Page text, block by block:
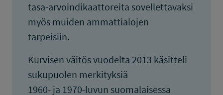
tasa-arvoindikaattoreita sovellettavaksi
myös muiden ammattialojen
tarpeisiin.
Kurvisen väitös vuodelta 2013 käsitteli
sukupuolen merkityksiä
1960- ja 1970-luvun suomalaisessa